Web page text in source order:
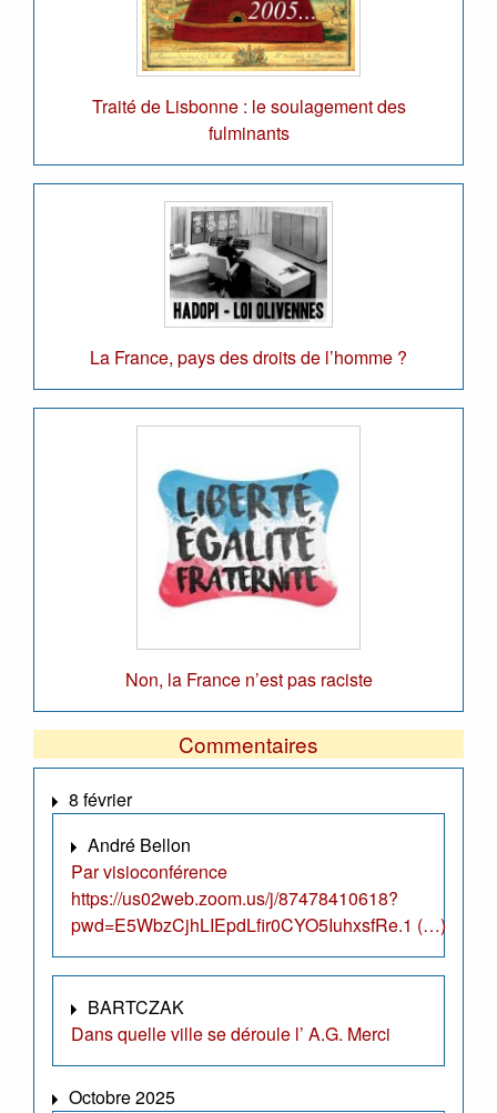
Traité de Lisbonne : le soulagement des
fulminants
La France, pays des droits de l’homme ?
Non, la France n’est pas raciste
Commentaires
8 février
André Bellon
Par visioconférence
https://us02web.zoom.us/j/87478410618?
pwd=E5WbzCjhLIEpdLfir0CYO5IuhxsfRe.1 (…)
BARTCZAK
Dans quelle ville se déroule l’ A.G. Merci
Octobre 2025